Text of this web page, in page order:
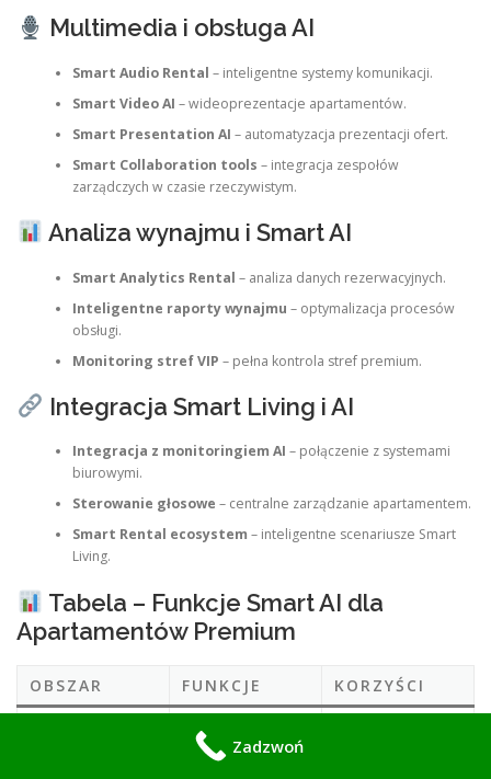
Multimedia i obsługa AI
Smart Audio Rental – inteligentne systemy komunikacji.
Smart Video AI – wideoprezentacje apartamentów.
Smart Presentation AI – automatyzacja prezentacji ofert.
Smart Collaboration tools – integracja zespołów
zarządczych w czasie rzeczywistym.
Analiza wynajmu i Smart AI
Smart Analytics Rental – analiza danych rezerwacyjnych.
Inteligentne raporty wynajmu – optymalizacja procesów
obsługi.
Monitoring stref VIP – pełna kontrola stref premium.
Integracja Smart Living i AI
Integracja z monitoringiem AI – połączenie z systemami
biurowymi.
Sterowanie głosowe – centralne zarządzanie apartamentem.
Smart Rental ecosystem – inteligentne scenariusze Smart
Living.
Tabela – Funkcje Smart AI dla
Apartamentów Premium
OBSZAR FUNKCJE KORZYŚCI
procesów obsługi
Zadzwoń